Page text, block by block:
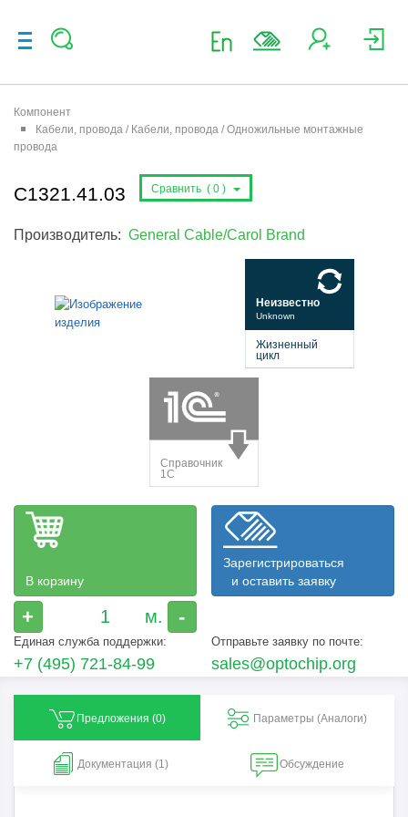
Компонент
Кабели, провода / Кабели, провода / Одножильные монтажные
провода
C1321.41.03 Сравнить ( 0 )
Производитель: General Cable/Carol Brand
В корзину
+ -
Зарегистрироваться
и оставить заявку
Единая служба поддержки:
+7 (495) 721-84-99
Отправьте заявку по почте:
sales@optochip.org
Предложения (0) Параметры (Aналоги)
Документация (1) Обсуждение